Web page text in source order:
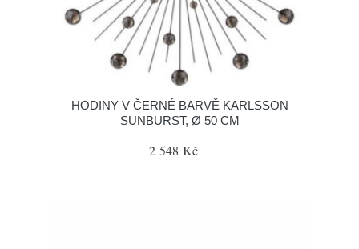
HODINY V ČERNÉ BARVĚ KARLSSON
SUNBURST, Ø 50 CM
2 548 Kč